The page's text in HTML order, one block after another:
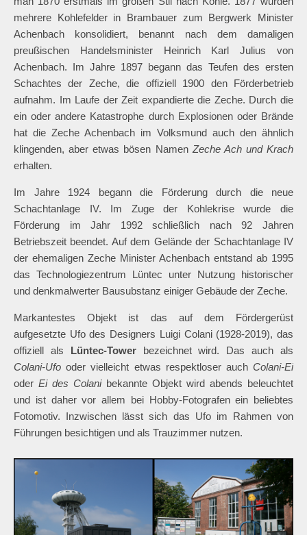
mehrere Kohlefelder in Brambauer zum Bergwerk Minister
Achenbach konsolidiert, benannt nach dem damaligen
preußischen Handelsminister Heinrich Karl Julius von
Achenbach. Im Jahre 1897 begann das Teufen des ersten
Schachtes der Zeche, die offiziell 1900 den Förderbetrieb
aufnahm. Im Laufe der Zeit expandierte die Zeche. Durch die
ein oder andere Katastrophe durch Explosionen oder Brände
hat die Zeche Achenbach im Volksmund auch den ähnlich
klingenden, aber etwas bösen Namen Zeche Ach und Krach
erhalten.
Im Jahre 1924 begann die Förderung durch die neue
Schachtanlage IV. Im Zuge der Kohlekrise wurde die
Förderung im Jahr 1992 schließlich nach 92 Jahren
Betriebszeit beendet. Auf dem Gelände der Schachtanlage IV
der ehemaligen Zeche Minister Achenbach entstand ab 1995
das Technologiezentrum Lüntec unter Nutzung historischer
und denkmalwerter Bausubstanz einiger Gebäude der Zeche.
Markantestes Objekt ist das auf dem Fördergerüst
aufgesetzte Ufo des Designers Luigi Colani (1928-2019), das
offiziell als Lüntec-Towerbezeichnet wird. Das auch als
Colani-Ufo oder vielleicht etwas respektloser auch Colani-Ei
oder Ei des Colani bekannte Objekt wird abends beleuchtet
und ist daher vor allem bei Hobby-Fotografen ein beliebtes
Fotomotiv. Inzwischen lässt sich das Ufo im Rahmen von
Führungen besichtigen und als Trauzimmer nutzen.